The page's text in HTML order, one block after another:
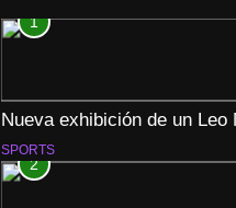
1
Nueva exhibición de un Leo
SPORTS
2